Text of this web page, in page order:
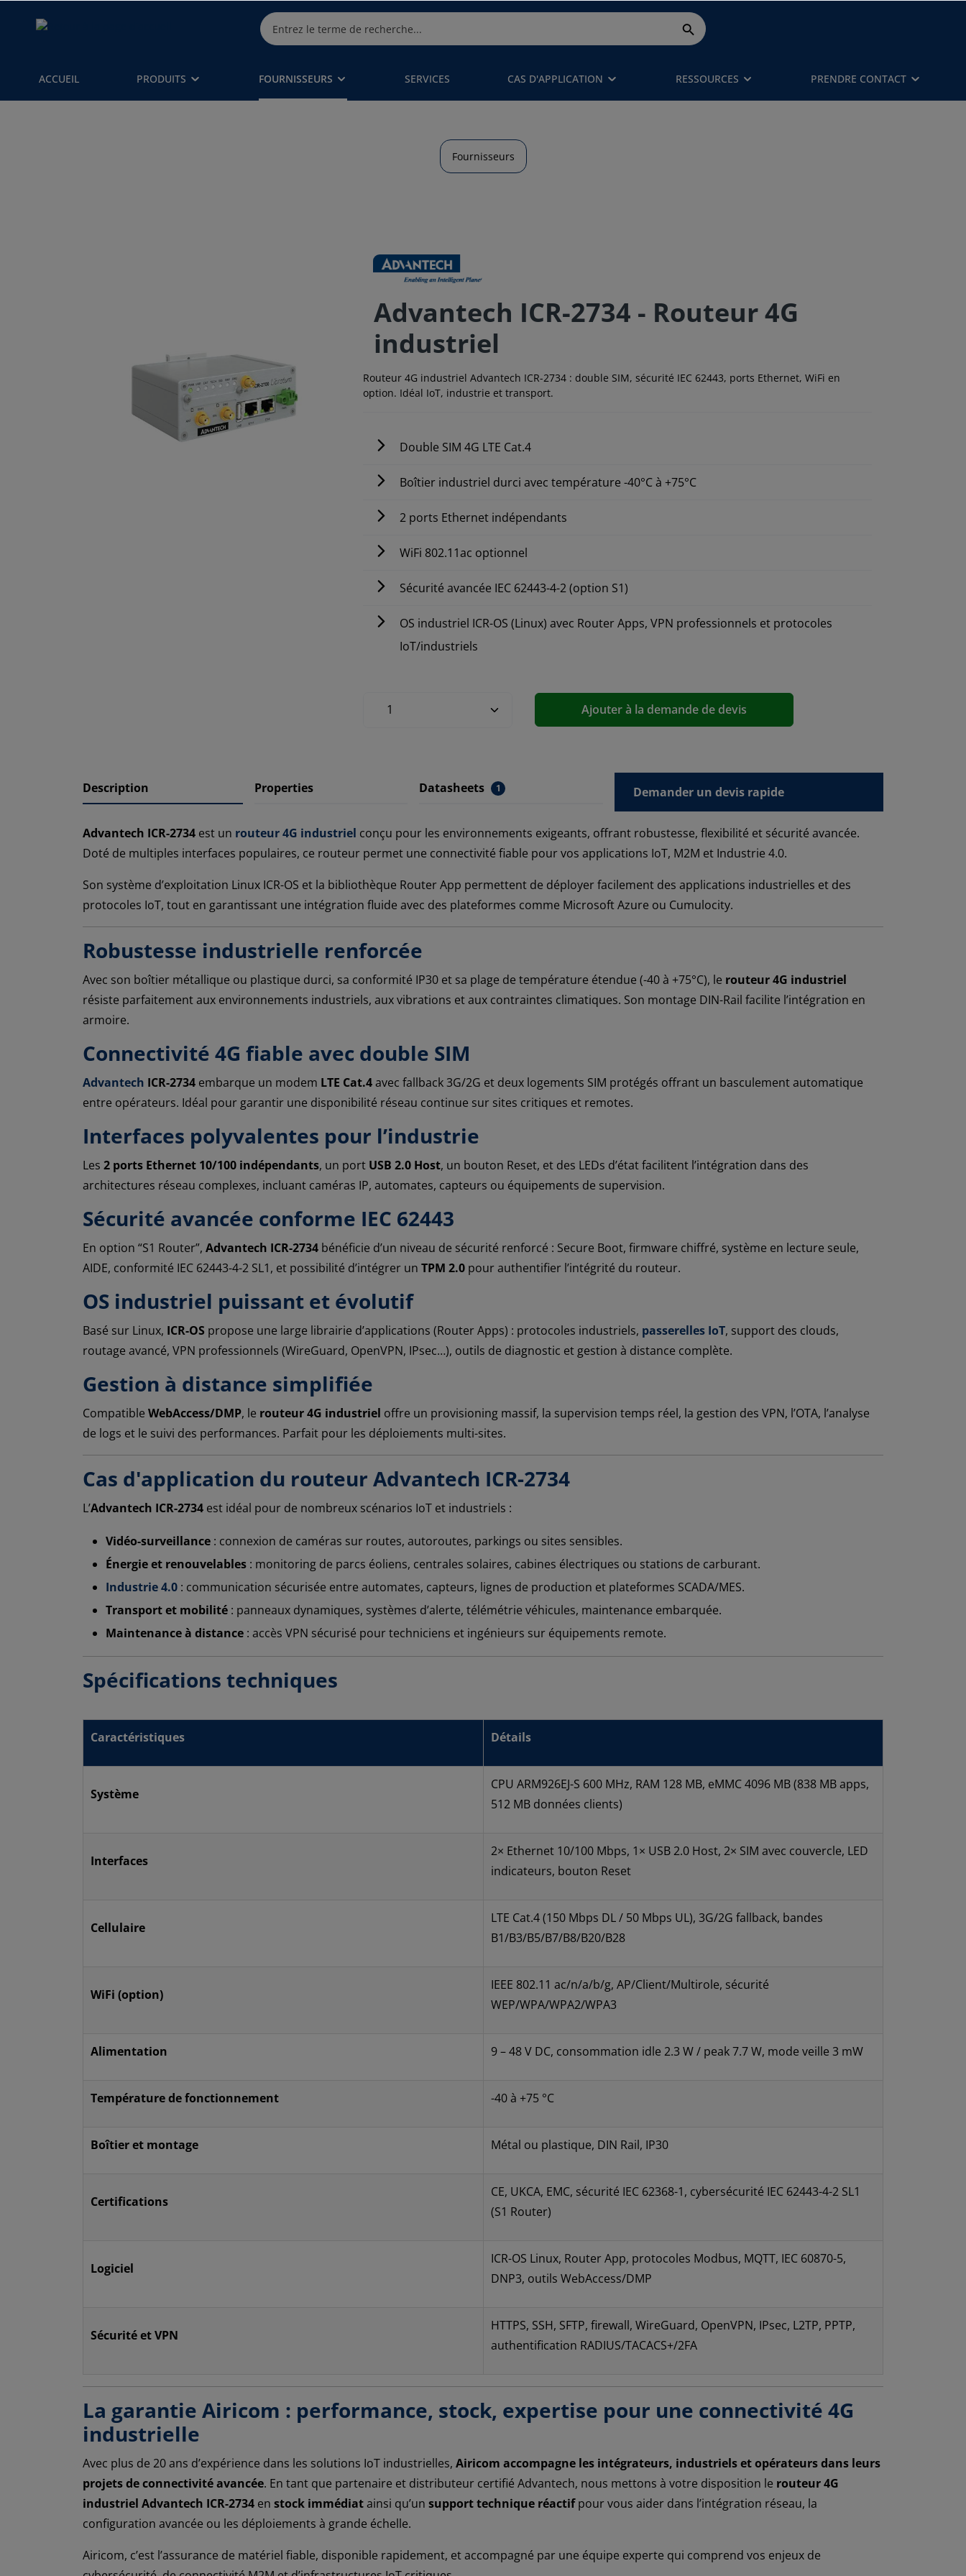
ACCUEIL PRODUITS FOURNISSEURS SERVICES CAS D'APPLICATION RESSOURCES PRENDRE CONTACT
Fournisseurs
Advantech ICR-2734 - Routeur 4G
industriel
Routeur 4G industriel Advantech ICR-2734 : double SIM, sécurité IEC 62443, ports Ethernet, WiFi en
option. Idéal IoT, industrie et transport.
Double SIM 4G LTE Cat.4
Boîtier industriel durci avec température -40°C à +75°C
2 ports Ethernet indépendants
WiFi 802.11ac optionnel
Sécurité avancée IEC 62443-4-2 (option S1)
OS industriel ICR-OS (Linux) avec Router Apps, VPN professionnels et protocoles
IoT/industriels
Ajouter à la demande de devis
Description Properties Datasheets 1 Demander un devis rapide
Advantech ICR-2734 est un routeur 4G industriel conçu pour les environnements exigeants, offrant robustesse, flexibilité et sécurité avancée.
Doté de multiples interfaces populaires, ce routeur permet une connectivité fiable pour vos applications IoT, M2M et Industrie 4.0.
Son système d’exploitation Linux ICR-OS et la bibliothèque Router App permettent de déployer facilement des applications industrielles et des
protocoles IoT, tout en garantissant une intégration fluide avec des plateformes comme Microsoft Azure ou Cumulocity.
Robustesse industrielle renforcée
Avec son boîtier métallique ou plastique durci, sa conformité IP30 et sa plage de température étendue (-40 à +75°C), le routeur 4G industriel
résiste parfaitement aux environnements industriels, aux vibrations et aux contraintes climatiques. Son montage DIN-Rail facilite l’intégration en
armoire.
Connectivité 4G fiable avec double SIM
Advantech ICR-2734 embarque un modem LTE Cat.4avec fallback 3G/2G et deux logements SIM protégés offrant un basculement automatique
entre opérateurs. Idéal pour garantir une disponibilité réseau continue sur sites critiques et remotes.
Interfaces polyvalentes pour l’industrie
Les 2 ports Ethernet 10/100 indépendants, un port USB 2.0 Host, un bouton Reset, et des LEDs d’état facilitent l’intégration dans des
architectures réseau complexes, incluant caméras IP, automates, capteurs ou équipements de supervision.
Sécurité avancée conforme IEC 62443
En option “S1 Router”, Advantech ICR-2734 bénéficie d’un niveau de sécurité renforcé : Secure Boot, firmware chiffré, système en lecture seule,
AIDE, conformité IEC 62443-4-2 SL1, et possibilité d’intégrer un TPM 2.0 pour authentifier l’intégrité du routeur.
OS industriel puissant et évolutif
Basé sur Linux, ICR-OS propose une large librairie d’applications (Router Apps) : protocoles industriels, passerelles IoT, support des clouds,
routage avancé, VPN professionnels (WireGuard, OpenVPN, IPsec…), outils de diagnostic et gestion à distance complète.
Gestion à distance simplifiée
Compatible WebAccess/DMP, le routeur 4G industriel offre un provisioning massif, la supervision temps réel, la gestion des VPN, l’OTA, l’analyse
de logs et le suivi des performances. Parfait pour les déploiements multi-sites.
Cas d'application du routeur Advantech ICR-2734
L’Advantech ICR-2734 est idéal pour de nombreux scénarios IoT et industriels :
Vidéo-surveillance : connexion de caméras sur routes, autoroutes, parkings ou sites sensibles.
Énergie et renouvelables : monitoring de parcs éoliens, centrales solaires, cabines électriques ou stations de carburant.
Industrie 4.0 : communication sécurisée entre automates, capteurs, lignes de production et plateformes SCADA/MES.
Transport et mobilité : panneaux dynamiques, systèmes d’alerte, télémétrie véhicules, maintenance embarquée.
Maintenance à distance : accès VPN sécurisé pour techniciens et ingénieurs sur équipements remote.
Spécifications techniques
Caractéristiques Détails
Système
CPU ARM926EJ-S 600 MHz, RAM 128 MB, eMMC 4096 MB (838 MB apps,
512 MB données clients)
Interfaces
2× Ethernet 10/100 Mbps, 1× USB 2.0 Host, 2× SIM avec couvercle, LED
indicateurs, bouton Reset
Cellulaire
LTE Cat.4 (150 Mbps DL / 50 Mbps UL), 3G/2G fallback, bandes
B1/B3/B5/B7/B8/B20/B28
WiFi (option)
IEEE 802.11 ac/n/a/b/g, AP/Client/Multirole, sécurité
WEP/WPA/WPA2/WPA3
Alimentation 9 – 48 V DC, consommation idle 2.3 W / peak 7.7 W, mode veille 3 mW
Température de fonctionnement -40 à +75 °C
Boîtier et montage Métal ou plastique, DIN Rail, IP30
Certifications
CE, UKCA, EMC, sécurité IEC 62368-1, cybersécurité IEC 62443-4-2 SL1
(S1 Router)
Logiciel
ICR-OS Linux, Router App, protocoles Modbus, MQTT, IEC 60870-5,
DNP3, outils WebAccess/DMP
Sécurité et VPN
HTTPS, SSH, SFTP, firewall, WireGuard, OpenVPN, IPsec, L2TP, PPTP,
authentification RADIUS/TACACS+/2FA
La garantie Airicom : performance, stock, expertise pour une connectivité 4G
industrielle
Avec plus de 20 ans d’expérience dans les solutions IoT industrielles, Airicom accompagne les intégrateurs, industriels et opérateurs dans leurs
projets de connectivité avancée. En tant que partenaire et distributeur certifié Advantech, nous mettons à votre disposition le routeur 4G
industriel Advantech ICR-2734 en stock immédiatainsi qu’un support technique réactifpour vous aider dans l’intégration réseau, la
configuration avancée ou les déploiements à grande échelle.
Airicom, c’est l’assurance de matériel fiable, disponible rapidement, et accompagné par une équipe experte qui comprend vos enjeux de